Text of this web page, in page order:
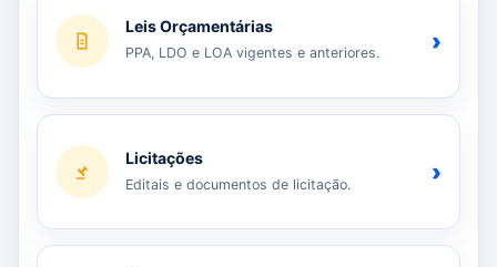
Leis Orçamentárias
PPA, LDO e LOA vigentes e anteriores. ›
Licitações
Editais e documentos de licitação. ›